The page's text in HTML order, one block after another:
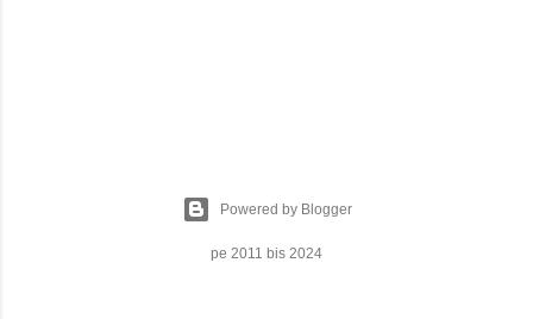
Powered by Blogger
pe 2011 bis 2024